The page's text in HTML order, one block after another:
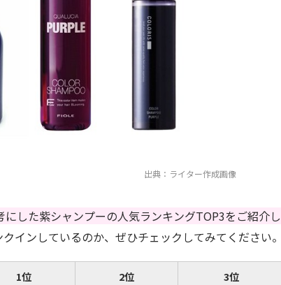
出典：ライター作成画像
した紫シャンプーの人気ランキングTOP3をご紹介し
インしているのか、ぜひチェックしてみてください。
1位 2位
3位